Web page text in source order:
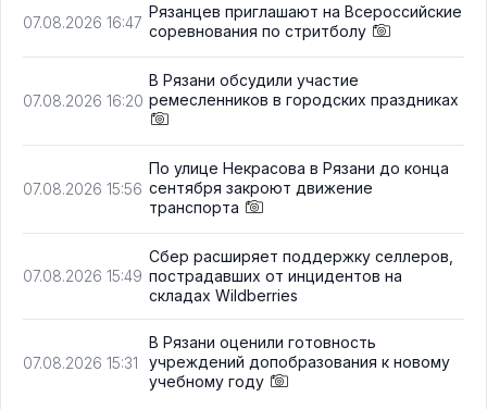
07.08.2026 16:47
Рязанцев приглашают на Всероссийские
соревнования по стритболу
07.08.2026 16:20
В Рязани обсудили участие
ремесленников в городских праздниках
07.08.2026 15:56
По улице Некрасова в Рязани до конца
сентября закроют движение
транспорта
07.08.2026 15:49
Сбер расширяет поддержку селлеров,
пострадавших от инцидентов на
складах Wildberries
07.08.2026 15:31
В Рязани оценили готовность
учреждений допобразования к новому
учебному году